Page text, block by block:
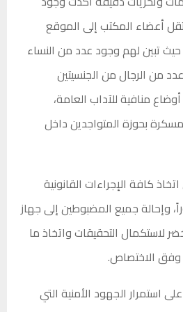
أعضاء المكتب إلى الموقع
تبين لهم وجود عدد من النساء
من الرجال من الجنسيتين
منافية للآداب العامة،
بحوزة المتواجدين داخل
كافة الإجراءات القانونية
وإحالة جميع المضبوطين إلى جهاز
لاستكمال التحقيقات واتخاذ ما
وفق الاختصاص.
استمرار الجهود الأمنية التي